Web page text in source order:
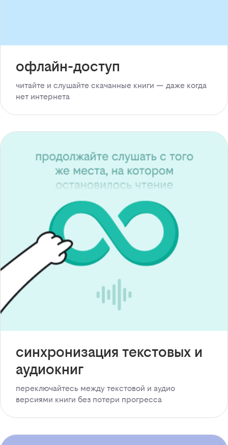
офлайн-доступ
читайте и слушайте скачанные книги — даже когда
нет интернета
синхронизация текстовых и
аудиокниг
переключайтесь между текстовой и аудио
версиями книги без потери прогресса